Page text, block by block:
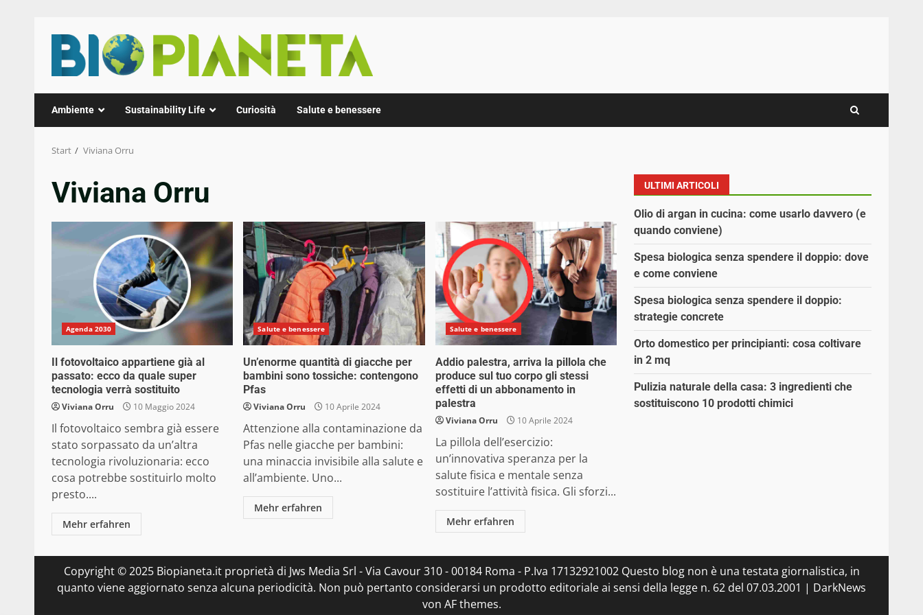
Inhalt
springen
Ambiente Sustainability Life Curiosità Salute e benessere
Start Viviana Orru
Viviana Orru
Agenda 2030
Il fotovoltaico appartiene già al
passato: ecco da quale super
tecnologia verrà sostituito
Viviana Orru 10 Maggio 2024
Il fotovoltaico sembra già essere
stato sorpassato da un’altra
tecnologia rivoluzionaria: ecco
cosa potrebbe sostituirlo molto
presto....
Mehr erfahren
Salute e benessere
Un’enorme quantità di giacche per
bambini sono tossiche: contengono
Pfas
Viviana Orru 10 Aprile 2024
Attenzione alla contaminazione da
Pfas nelle giacche per bambini:
una minaccia invisibile alla salute e
all’ambiente. Uno...
Mehr erfahren
Salute e benessere
Addio palestra, arriva la pillola che
produce sul tuo corpo gli stessi
effetti di un abbonamento in
palestra
Viviana Orru 10 Aprile 2024
La pillola dell’esercizio:
un’innovativa speranza per la
salute fisica e mentale senza
sostituire l’attività fisica. Gli sforzi...
Mehr erfahren
ULTIMI ARTICOLI
Olio di argan in cucina: come usarlo davvero (e
quando conviene)
Spesa biologica senza spendere il doppio: dove
e come conviene
Spesa biologica senza spendere il doppio:
strategie concrete
Orto domestico per principianti: cosa coltivare
in 2 mq
Pulizia naturale della casa: 3 ingredienti che
sostituiscono 10 prodotti chimici
Copyright © 2025 Biopianeta.it proprietà di Jws Media Srl - Via Cavour 310 - 00184 Roma - P.Iva 17132921002 Questo blog non è una testata giornalistica, in
quanto viene aggiornato senza alcuna periodicità. Non può pertanto considerarsi un prodotto editoriale ai sensi della legge n. 62 del 07.03.2001 | DarkNews
von AF themes.